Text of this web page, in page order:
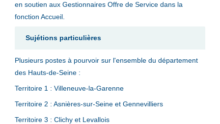
en soutien aux Gestionnaires Offre de Service dans la
fonction Accueil.
Sujétions particulières
Plusieurs postes à pourvoir sur l'ensemble du département
des Hauts-de-Seine :
Territoire 1 : Villeneuve-la-Garenne
Territoire 2 : Asnières-sur-Seine et Gennevilliers
Territoire 3 : Clichy et Levallois